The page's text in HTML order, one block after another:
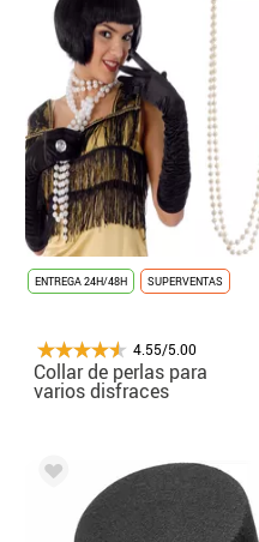
ENTREGA 24H/48H SUPERVENTAS
4.55/5.00
Collar de perlas para
varios disfraces